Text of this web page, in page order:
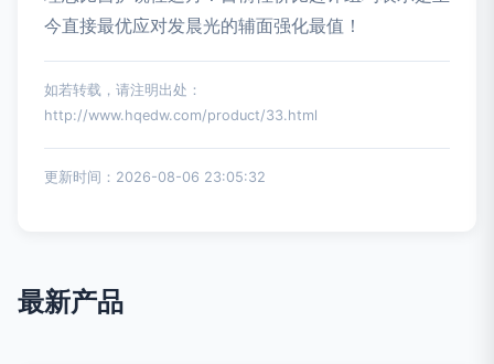
今直接最优应对发晨光的辅面强化最值！
如若转载，请注明出处：
http://www.hqedw.com/product/33.html
更新时间：2026-08-06 23:05:32
最新产品